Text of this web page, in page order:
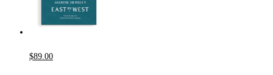
$89 .00